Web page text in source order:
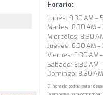
Horario:
Lunes: 8:30 AM –
Martes: 8:30 AM –
Miércoles: 8:30
Jueves: 8:30 AM –
Viernes: 8:30 AM
Sábado: 8:30 AM
Domingo: 8:30
El horario podría estar